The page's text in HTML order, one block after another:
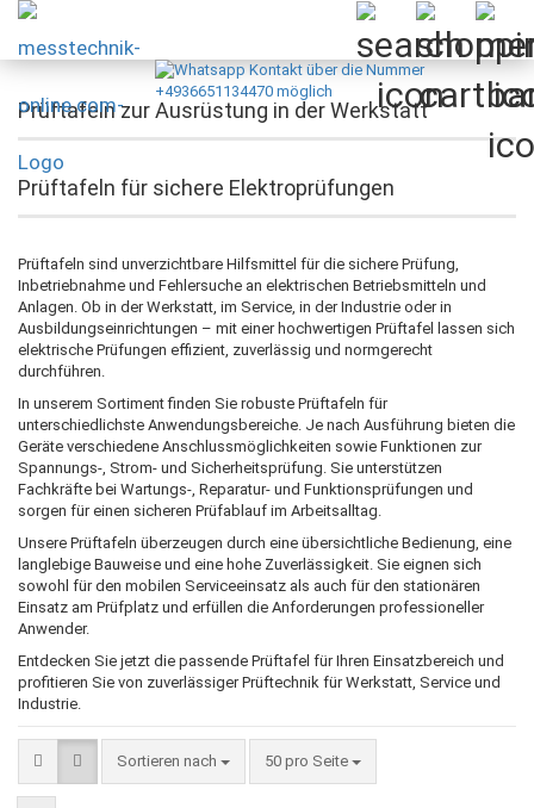
Prüftafeln zur Ausrüstung in der Werkstatt
Prüftafeln für sichere Elektroprüfungen
Prüftafeln sind unverzichtbare Hilfsmittel für die sichere Prüfung,
Inbetriebnahme und Fehlersuche an elektrischen Betriebsmitteln und
Anlagen. Ob in der Werkstatt, im Service, in der Industrie oder in
Ausbildungseinrichtungen – mit einer hochwertigen Prüftafel lassen sich
elektrische Prüfungen effizient, zuverlässig und normgerecht
durchführen.
In unserem Sortiment finden Sie robuste Prüftafeln für
unterschiedlichste Anwendungsbereiche. Je nach Ausführung bieten die
Geräte verschiedene Anschlussmöglichkeiten sowie Funktionen zur
Spannungs-, Strom- und Sicherheitsprüfung. Sie unterstützen
Fachkräfte bei Wartungs-, Reparatur- und Funktionsprüfungen und
sorgen für einen sicheren Prüfablauf im Arbeitsalltag.
Unsere Prüftafeln überzeugen durch eine übersichtliche Bedienung, eine
langlebige Bauweise und eine hohe Zuverlässigkeit. Sie eignen sich
sowohl für den mobilen Serviceeinsatz als auch für den stationären
Einsatz am Prüfplatz und erfüllen die Anforderungen professioneller
Anwender.
Entdecken Sie jetzt die passende Prüftafel für Ihren Einsatzbereich und
profitieren Sie von zuverlässiger Prüftechnik für Werkstatt, Service und
Industrie.
Sortieren nach
Sortieren nach 50 pro Seite
pro Seite